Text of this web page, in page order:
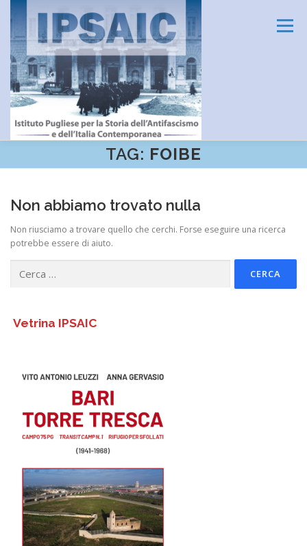
Passa
Menu
HOME L’ISTITUTO DIDATTICA E FORMAZIONE
AMMINISTRAZIONE TRASPARENTE
TAG: FOIBE
Non abbiamo trovato nulla
Non riusciamo a trovare quello che cerchi. Forse eseguire una ricerca
potrebbe essere di aiuto.
per:
Vetrina IPSAIC